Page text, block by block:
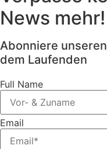
News mehr!
Abonniere
dem Laufenden
Full Name
Email